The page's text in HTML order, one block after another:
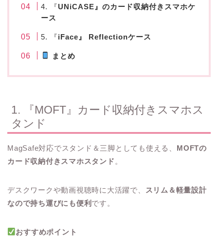
4. 『UNiCASE』のカード収納付きスマホケ
ース
5. 『iFace』 Reflectionケース
まとめ
1. 『MOFT』カード収納付きスマホス
タンド
MagSafe対応でスタンド＆三脚としても使える、 MOFTの
カード収納付きスマホスタンド 。
デスクワークや動画視聴時に大活躍で、
スリム＆軽量設計
なので持ち運びにも便利 です。
おすすめポイント